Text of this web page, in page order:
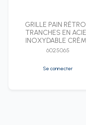
GRILLE PAIN
TRANCHES EN
INOXYDABLE
6025065
Se connecter